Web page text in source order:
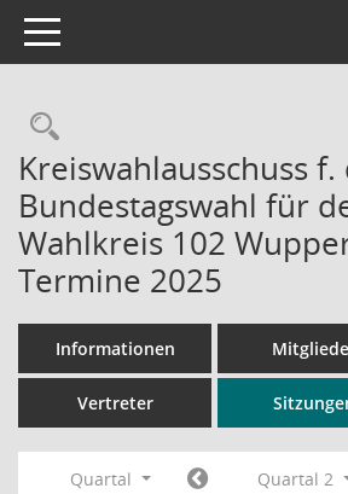
Toggle navigation
Rechercheauswahl
Kreiswahlausschuss f.
Bundestagswahl für
Wahlkreis 102
Termine 2025
Informationen
Vertreter
Quartal Quartal 2